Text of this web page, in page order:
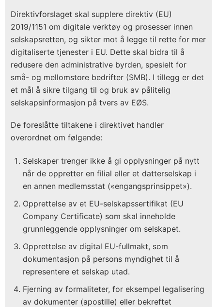
Direktivforslaget skal supplere direktiv (EU)
2019/1151 om digitale verktøy og prosesser innen
selskapsretten, og sikter mot å legge til rette for mer
digitaliserte tjenester i EU. Dette skal bidra til å
redusere den administrative byrden, spesielt for
små- og mellomstore bedrifter (SMB). I tillegg er det
et mål å sikre tilgang til og bruk av pålitelig
selskapsinformasjon på tvers av EØS.
De foreslåtte tiltakene i direktivet handler
overordnet om følgende:
Selskaper trenger ikke å gi opplysninger på nytt
når de oppretter en filial eller et datterselskap i
en annen medlemsstat («engangsprinsippet»).
Opprettelse av et EU-selskapssertifikat (EU
Company Certificate) som skal inneholde
grunnleggende opplysninger om selskapet.
Opprettelse av digital EU-fullmakt, som
dokumentasjon på persons myndighet til å
representere et selskap utad.
Fjerning av formaliteter, for eksempel legalisering
av dokumenter (apostille) eller bekreftet